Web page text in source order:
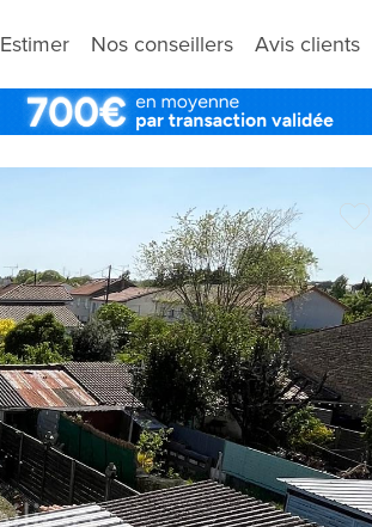
Estimer Nos conseillers Avis clients